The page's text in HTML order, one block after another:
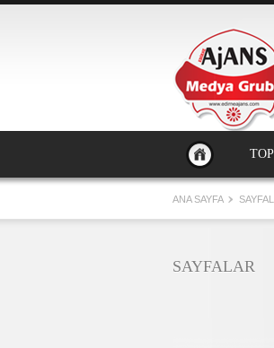
ANA SAYFA
SAYFALAR